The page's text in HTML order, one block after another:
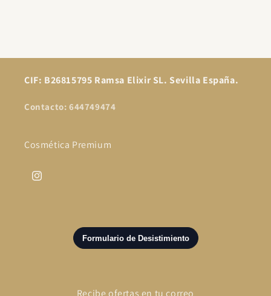
CIF: B26815795 Ramsa Elixir SL. Sevilla España.
Contacto: 644749474
Cosmética Premium
Instagram
Recibe ofertas en tu correo